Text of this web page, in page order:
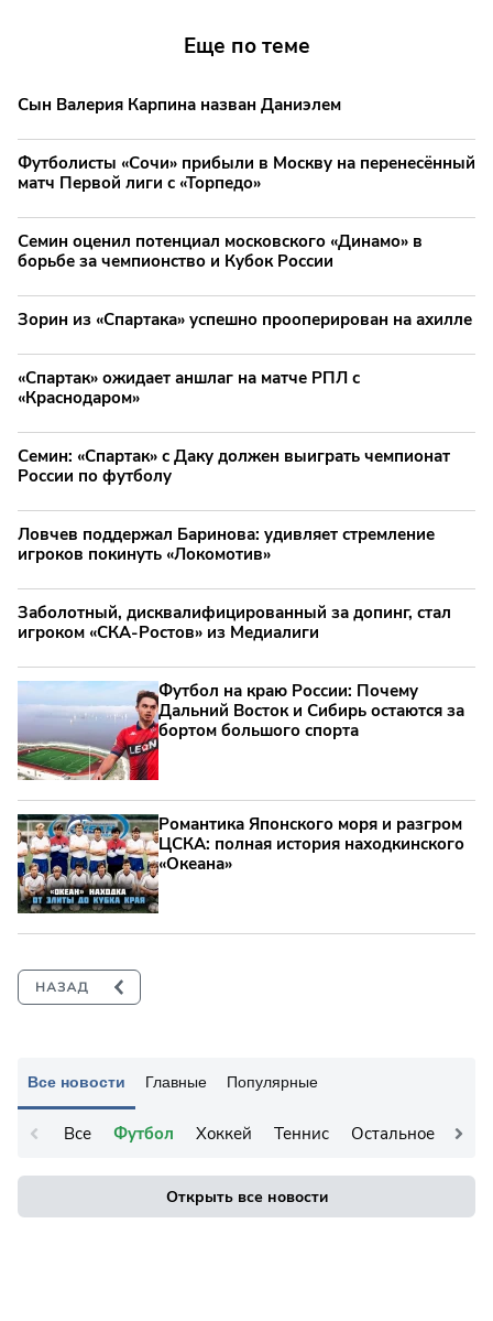
Все новости Главные Популярные
Все Футбол Хоккей Теннис Остальное
Открыть все новости
Еще по теме
Сын Валерия Карпина назван Даниэлем
Футболисты «Сочи» прибыли в Москву на перенесённый
матч Первой лиги с «Торпедо»
Семин оценил потенциал московского «Динамо» в
борьбе за чемпионство и Кубок России
Зорин из «Спартака» успешно прооперирован на ахилле
«Спартак» ожидает аншлаг на матче РПЛ с
«Краснодаром»
Семин: «Спартак» с Даку должен выиграть чемпионат
России по футболу
Ловчев поддержал Баринова: удивляет стремление
игроков покинуть «Локомотив»
Заболотный, дисквалифицированный за допинг, стал
игроком «СКА-Ростов» из Медиалиги
Футбол на краю России: Почему
Дальний Восток и Сибирь остаются за
бортом большого спорта
Романтика Японского моря и разгром
ЦСКА: полная история находкинского
«Океана»